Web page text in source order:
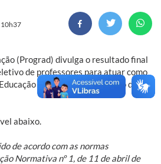
(Prograd) divulga o resultado final
de professores para atuar como
Tutorial (PET) do curso de
abaixo.
de acordo com as normas
Normativa nº 1, de 11 de abril de